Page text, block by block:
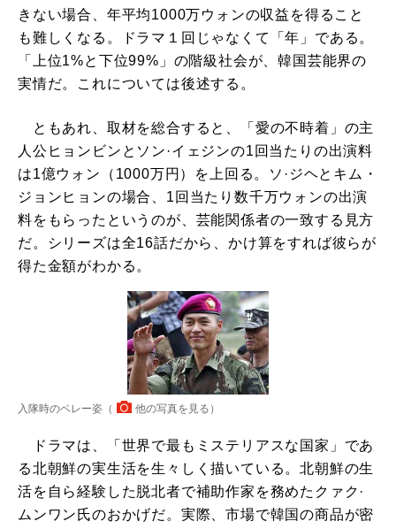
きない場合、年平均1000万ウォンの収益を得ること
も難しくなる。ドラマ１回じゃなくて「年」である。
「上位1%と下位99%」の階級社会が、韓国芸能界の
実情だ。これについては後述する。
ともあれ、取材を総合すると、「愛の不時着」の主
人公ヒョンビンとソン·イェジンの1回当たりの出演料
は1億ウォン（1000万円）を上回る。ソ·ジヘとキム・
ジョンヒョンの場合、1回当たり数千万ウォンの出演
料をもらったというのが、芸能関係者の一致する見方
だ。シリーズは全16話だから、かけ算をすれば彼らが
得た金額がわかる。
入隊時のベレー姿（ 他の写真を見る ）
ドラマは、「世界で最もミステリアスな国家」であ
る北朝鮮の実生活を生々しく描いている。北朝鮮の生
活を自ら経験した脱北者で補助作家を務めたクァク·
ムンワン氏のおかげだ。実際、市場で韓国の商品が密